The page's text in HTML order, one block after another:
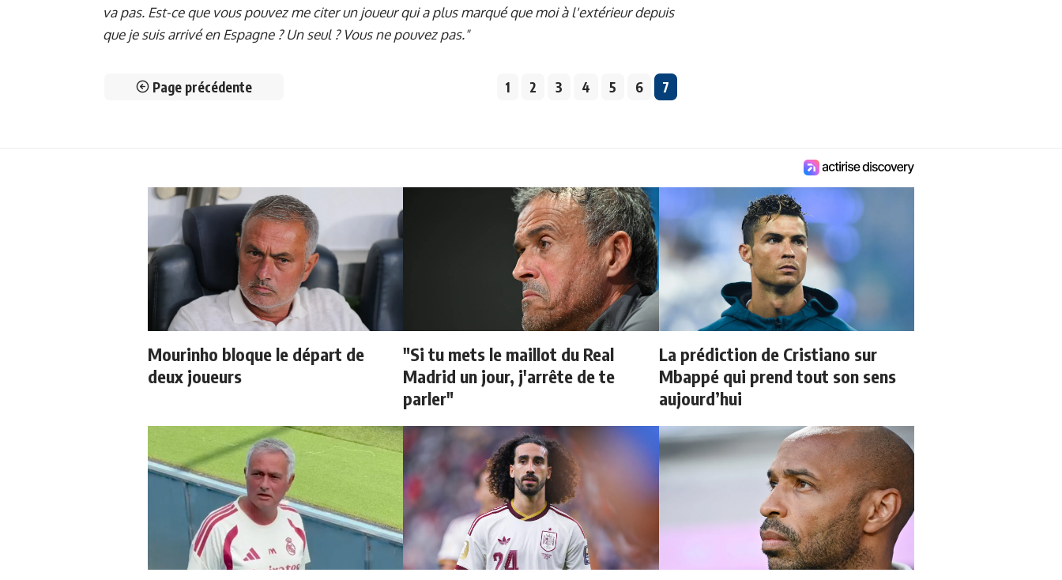
va pas. Est-ce que vous pouvez me citer un joueur qui a plus marqué que moi à l'extérieur depuis
que je suis arrivé en Espagne ? Un seul ? Vous ne pouvez pas."
Page précédente 1 2 3 4 5 6 7
Mourinho bloque le départ de
deux joueurs
"Si tu mets le maillot du Real
Madrid un jour, j'arrête de te
parler"
La prédiction de Cristiano sur
Mbappé qui prend tout son sens
aujourd’hui